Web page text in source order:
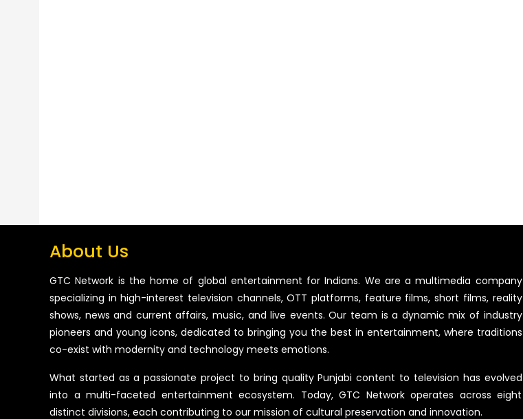
About Us
GTC Network is the home of global entertainment for Indians. We are a multimedia company
specializing in high-interest television channels, OTT platforms, feature films, short films, reality
shows, news and current affairs, music, and live events. Our team is a dynamic mix of industry
pioneers and young icons, dedicated to bringing you the best in entertainment, where traditions
co-exist with modernity and technology meets emotions.
What started as a passionate project to bring quality Punjabi content to television has evolved
into a multi-faceted entertainment ecosystem. Today, GTC Network operates across eight
distinct divisions, each contributing to our mission of cultural preservation and innovation.